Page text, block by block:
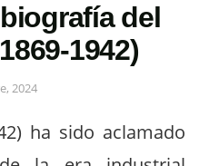
del
1942)
2024
ha sido aclamado